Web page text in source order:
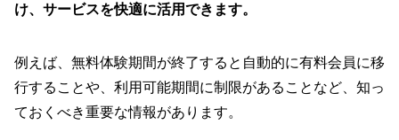
け、サービスを快適に活用できます。
例えば、無料体験期間が終了すると自動的に有料会員に移
行することや、利用可能期間に制限があることなど、知っ
ておくべき重要な情報があります。